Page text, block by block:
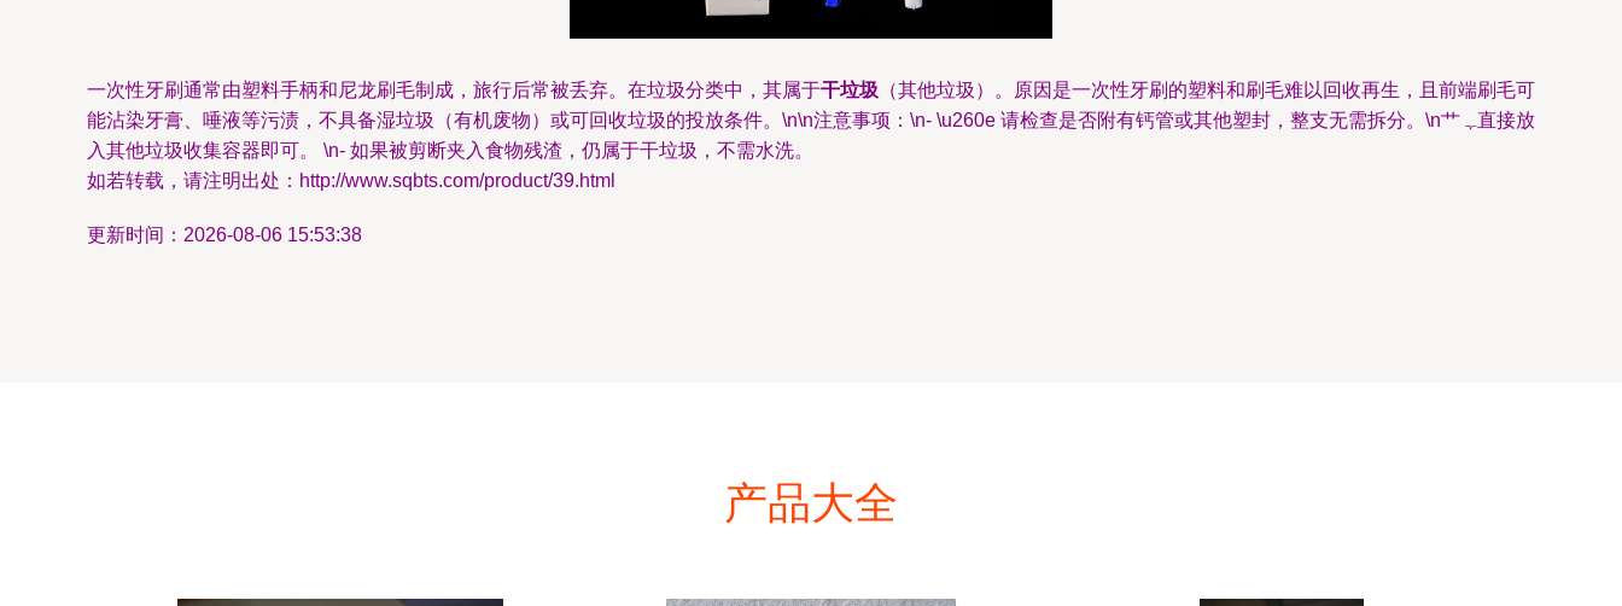
一次性牙刷通常由塑料手柄和尼龙刷毛制成，旅行后常被丢弃。在垃圾分类中，其属于干垃圾 （其他垃圾）。原因是一次性牙刷的塑料和刷毛难以回收再生，且前端刷毛可
能沾染牙膏、唾液等污渍，不具备湿垃圾（有机废物）或可回收垃圾的投放条件。\n\n注意事项：\n- \u260e 请检查是否附有钙管或其他塑封，整支无需拆分。\n艹 ﮩ直接放
入其他垃圾收集容器即可。 \n- 如果被剪断夹入食物残渣，仍属于干垃圾，不需水洗。
如若转载，请注明出处：http://www.sqbts.com/product/39.html
更新时间：2026-08-06 15:53:38
产品大全